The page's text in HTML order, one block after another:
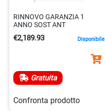
RINNOVO GARANZIA 1
ANNO SOST ANT
€2,189.93 Disponibile
Gratuita
Confronta prodotto